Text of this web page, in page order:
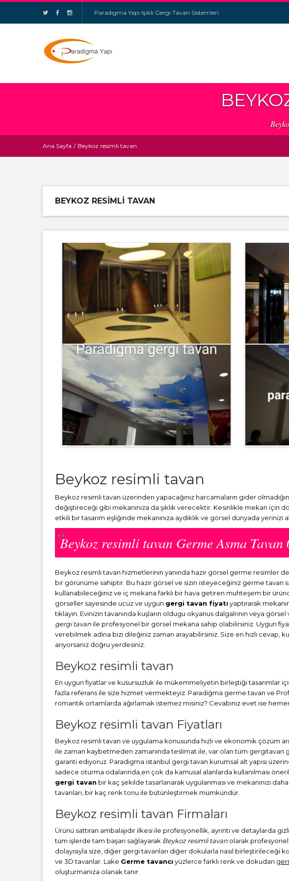
Paradigma Yapı Işıklı Gergi Tavan Sistemleri
Ana Sayfa / Beykoz resimli tavan
BEYKOZ RESIMLI TAVAN
Beykoz resimli tavan
Beykoz resimli tavan üzerinden yapacağınız harcamaların gider
değiştireceği gibi mekanınıza da şıklık verecektir. Kesinlikle mekan için
etkili bir tasarım eşliğinde mekanınıza aydıklık ve görsel dünyada yerinizi
Beykoz resimli tavan Germe Asma
Beykoz resimli tavan hizmetlerinin yanında hazır görsel germe resimler
bir görünüme sahiptir. Bu hazır görsel ve sizin isteyeceğiniz germe tavan
kullanabileceğiniz ve iç mekana farklı bir hava getiren muhteşem bir
görseller sayesinde ucuz ve uygun gergi tavan fiyatı yaptırarak
tıklayın. Evinizin tavanında kuşların oldugu okyanus dalgalrının veya
gergi tavan ile profesyonel bir görsel mekana sahip olabilirsiniz. Uygun
verebilmek adına bizi dileğiniz zaman arayabilirsiniz. Size en hızlı cevap,
arıyorsanız doğru yerdesiniz.
Beykoz resimli tavan
En uygun fiyatlar ve kusursuzluk ile mükemmeliyetin birleştiği tasarımlar
fazla referans ile size hizmet vermekteyiz. Paradiğma germe tavan ve
romantik ortamlarda ağırlamak istemez misiniz? Cevabınız evet ise
Beykoz resimli tavan Fiyatları
Beykoz resimli tavan ve uygulama konusunda hızlı ve ekonomik çözüm
ile zaman kaybetmeden zamanında teslimat ile, var olan tüm gergitavan
garanti ediyoruz. Paradigma istanbul gergi tavan kurumsal alt yapısı
sadece oturma odalarında,en çok da kamusal alanlarda kullanılması
gergi tavan bir kaç şekilde tasarlanarak uygulanması ve mekanınızı
tavanları, bir kaç renk tonu ile bütünleştirmek mümkündür.
Beykoz resimli tavan Firmaları
Ürünü sattıran ambalajıdır ilkesi ile profesyonellik, ayrıntı ve detaylarda
tüm işlerde tam başarı sağlayarak Beykoz resimli tavan olarak profesyonel
dolayısıyla size, diğer gergi tavanları diğer dokularla nasıl birleştirileceği
ve 3D tavanlar. Lake Germe tavancı yüzlerce farklı renk ve dokudan
oluşturmanıza olanak tanır.